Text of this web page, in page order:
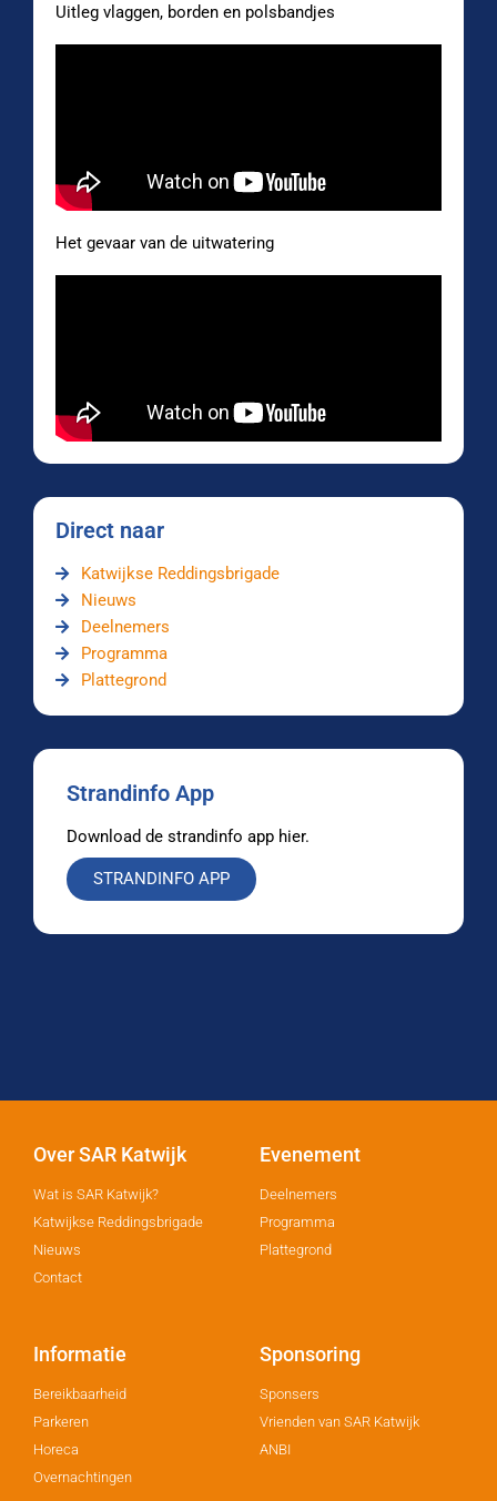
Uitleg vlaggen, borden en polsbandjes
Het gevaar van de uitwatering
Direct naar
Katwijkse Reddingsbrigade
Nieuws
Deelnemers
Programma
Plattegrond
Strandinfo App
Download de strandinfo app hier.
STRANDINFO APP
Over SAR Katwijk
Wat is SAR Katwijk?
Katwijkse Reddingsbrigade
Nieuws
Contact
Evenement
Deelnemers
Programma
Plattegrond
Informatie
Bereikbaarheid
Parkeren
Horeca
Overnachtingen
Sponsoring
Sponsers
Vrienden van SAR Katwijk
ANBI